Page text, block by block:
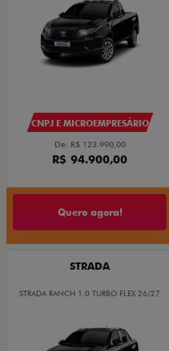
CNPJ E MICROEMPRESÁRIO
De: R$ 123.990,00
R$ 94.900,00
Quero agora!
STRADA
STRADA RANCH 1.0 TURBO FLEX 26/27